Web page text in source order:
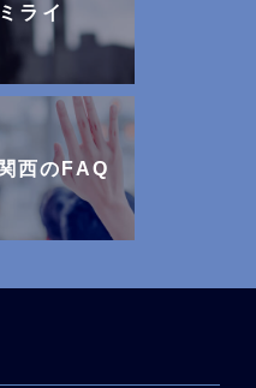
ライ
西のFAQ